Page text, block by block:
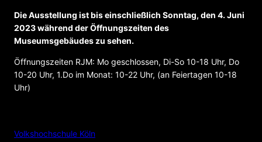
Die Ausstellung ist bis einschließlich Sonntag, den 4. Juni
2023 während der Öffnungszeiten des
Museumsgebäudes zu sehen.
Öffnungszeiten RJM: Mo geschlossen, Di-So 10-18 Uhr, Do
10-20 Uhr, 1.Do im Monat: 10-22 Uhr, (an Feiertagen 10-18
Uhr)
Volkshochschule Köln